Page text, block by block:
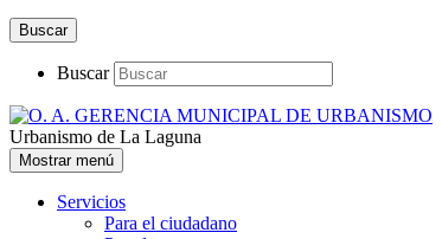
Buscar
Buscar
Urbanismo de La Laguna
Mostrar menú
Servicios
Para el ciudadano